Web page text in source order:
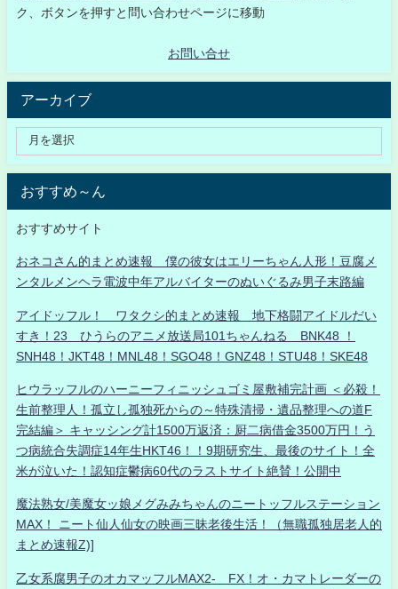
ク、ボタンを押すと問い合わせページに移動
お問い合せ
アーカイブ
おすすめ～ん
おすすめサイト
おネコさん的まとめ速報 僕の彼女はエリーちゃん人形！豆腐メ
ンタルメンヘラ電波中年アルバイターのぬいぐるみ男子末路編
アイドッフル！ ワタクシ的まとめ速報 地下格闘アイドルだい
すき！23 ひうらのアニメ放送局101ちゃんねる BNK48 ！
SNH48！JKT48！MNL48！SGO48！GNZ48！STU48！SKE48
ヒウラッフルのハーニーフィニッシュゴミ屋敷補完計画 ＜必殺！
生前整理人！孤立し孤独死からの～特殊清掃・遺品整理への道F
完結編＞ キャッシング計1500万返済：厨二病借金3500万円！う
つ病統合失調症14年生HKT46！！9期研究生、最後のサイト！全
米が泣いた！認知症鬱病60代のラストサイト絶賛！公開中
魔法熟女/美魔女ッ娘メグみみちゃんのニートッフルステーション
MAX！ ニート仙人仙女の映画三昧老後生活！（無職孤独居老人的
まとめ速報Z)]
乙女系腐男子のオカマッフルMAX2- FX！オ・カマトレーダーの